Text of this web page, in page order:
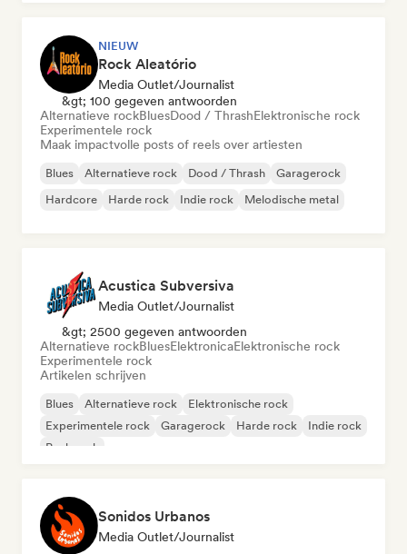
NIEUW
Rock Aleatório
Media Outlet/Journalist
&gt; 100 gegeven antwoorden
Alternatieve rockBluesDood / ThrashElektronische rock
Experimentele rock
Maak impactvolle posts of reels over artiesten
Blues Alternatieve rock Dood / Thrash
Garagerock
Hardcore
Harde rock Indie rock Melodische metal
Acustica Subversiva
Media Outlet/Journalist
&gt; 2500 gegeven antwoorden
Alternatieve rockBluesElektronicaElektronische rock
Experimentele rock
Artikelen schrijven
Blues Alternatieve rock
Elektronische rock
Experimentele rock
Garagerock Harde rock
Indie rock
Punk rock
Sonidos Urbanos
Media Outlet/Journalist